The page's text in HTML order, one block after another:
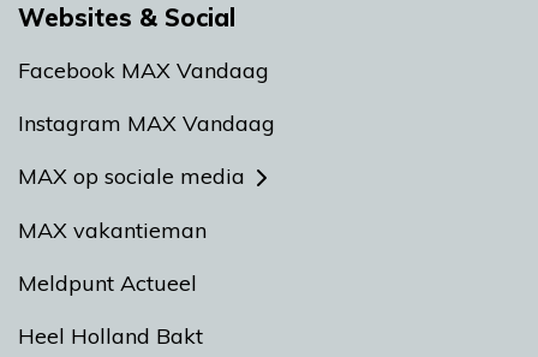
Websites & Social
Facebook MAX Vandaag
Instagram MAX Vandaag
MAX op sociale media
MAX vakantieman
Meldpunt Actueel
Heel Holland Bakt